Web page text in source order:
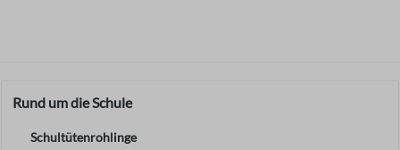
Rund um die Schule
Schultütenrohlinge